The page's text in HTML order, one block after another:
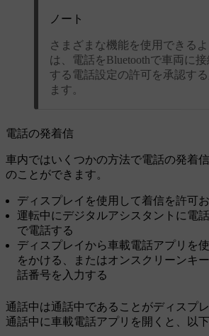
ノート
さまざまな機能を使用できる
は、電話をBluetoothで車両に
する電話設定の許可を承認す
ます。
電話の発着信
車内ではいくつかの方法で電話の発着
のことができます。
ディスプレイを使用して着信を許可
運転中にデジタルアシスタントに電
で電話する
ディスプレイから車載電話アプリを
をかける、またはオンスクリーンキ
話番号を入力する
通話中は通話中であることがディスプ
通話中に車載電話アプリを開くと、以